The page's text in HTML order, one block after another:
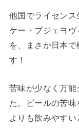
他国でライセン
ケー・ブジェヨ
を、まさか日本
す！
苦味が少なく万
た。ビールの苦
よりも飲みやすい